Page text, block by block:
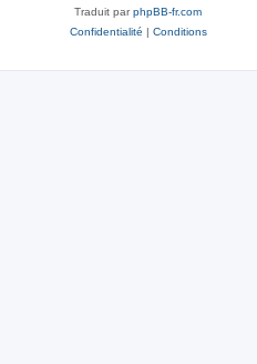
Traduit parphpBB-fr.com
Confidentialité | Conditions